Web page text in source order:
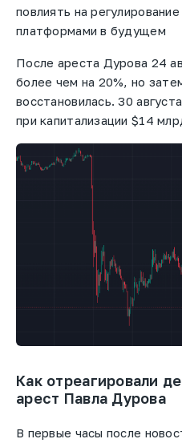
повлиять на
платформами в будущем
После ареста Дурова 24
более чем на 20%, но
восстановилась. 30
при капитализации $14
Как отреагировали
арест Павла Дурова
В первые часы после